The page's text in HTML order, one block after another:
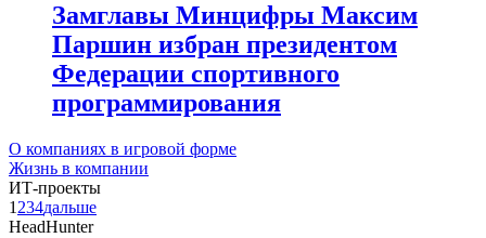
Замглавы Минцифры Максим
Паршин избран президентом
Федерации спортивного
программирования
О компаниях в игровой форме
Жизнь в компании
ИТ-проекты
1 234дальше
HeadHunter